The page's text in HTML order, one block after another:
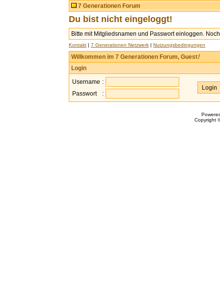
7 Generationen Forum
Du bist nicht eingeloggt!
Bitte mit Mitgliedsnamen und Passwort einloggen.
Kontakt | 7 Generationen Netzwerk | Nutzungsbedingungen
Willkommen im 7 Generationen Forum, Guest!
Login
Username :
Passwort
:
Copyright